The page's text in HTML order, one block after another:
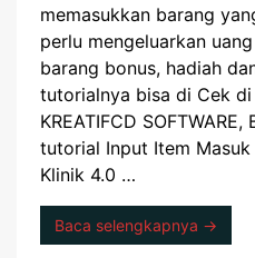
memasukkan barang
perlu mengeluarkan
barang bonus, hadiah
tutorialnya bisa di Cek
KREATIFCD
tutorial Input Item
Klinik 4.0 …
Baca selengkapnya →